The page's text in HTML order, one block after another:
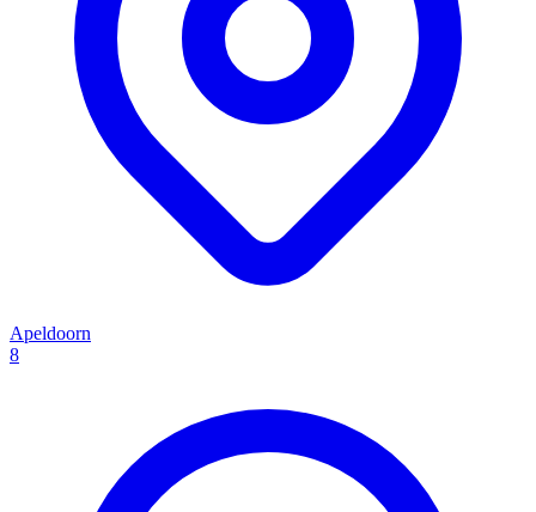
Apeldoorn
8